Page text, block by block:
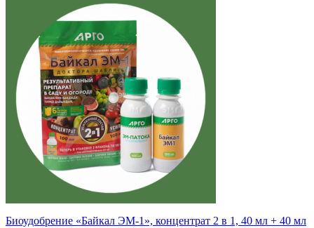
Биоудобрение «Байкал ЭМ-1», концентрат 2 в 1, 40 мл + 40 мл